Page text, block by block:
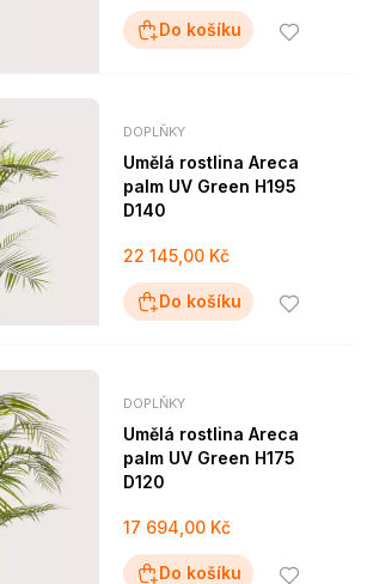
Do košíku
DOPLŇKY
Umělá rostlina Areca
palm UV Green H195
D140
22 145,00 Kč
Do košíku
DOPLŇKY
Umělá rostlina Areca
palm UV Green H175
D120
17 694,00 Kč
Do košíku